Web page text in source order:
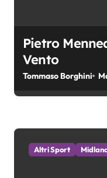
a
t
Pietro
Vento
Tommaso Borghini
Altri Sport